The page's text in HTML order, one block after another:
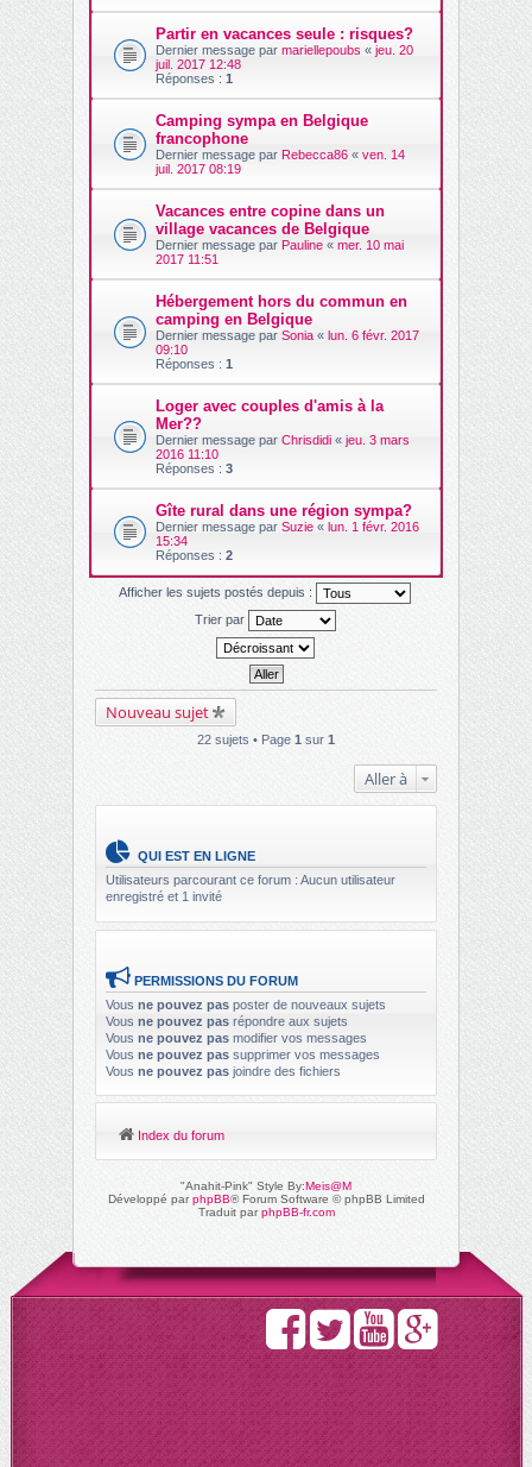
Partir en vacances seule : risques?
Dernier message par mariellepoubs « jeu. 20
juil. 2017 12:48
Réponses : 1
Camping sympa en Belgique
francophone
Dernier message par Rebecca86 « ven. 14
juil. 2017 08:19
Vacances entre copine dans un
village vacances de Belgique
Dernier message par Pauline « mer. 10 mai
2017 11:51
Hébergement hors du commun en
camping en Belgique
Dernier message par Sonia « lun. 6 févr. 2017
09:10
Réponses : 1
Loger avec couples d'amis à la
Mer??
Dernier message par Chrisdidi « jeu. 3 mars
2016 11:10
Réponses : 3
Gîte rural dans une région sympa?
Dernier message par Suzie « lun. 1 févr. 2016
15:34
Réponses : 2
Afficher les sujets postés depuis :
Trier par
Nouveau sujet
22 sujets • Page 1 sur 1
Aller à
QUI EST EN LIGNE
Utilisateurs parcourant ce forum : Aucun utilisateur
enregistré et 1 invité
PERMISSIONS DU FORUM
Vous ne pouvez pas poster de nouveaux sujets
Vous ne pouvez pas répondre aux sujets
Vous ne pouvez pas modifier vos messages
Vous ne pouvez pas supprimer vos messages
Vous ne pouvez pas joindre des fichiers
Index du forum
"Anahit-Pink" Style By:Meis@M
Développé par phpBB® Forum Software © phpBB Limited
Traduit parphpBB-fr.com